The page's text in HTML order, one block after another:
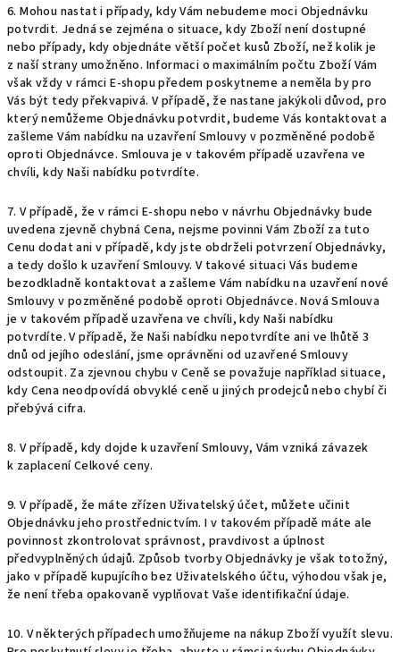
6. Mohou nastat i případy, kdy Vám nebudeme moci Objednávku
potvrdit. Jedná se zejména o situace, kdy Zboží není dostupné
nebo případy, kdy objednáte větší počet kusů Zboží, než kolik je
z naší strany umožněno. Informaci o maximálním počtu Zboží Vám
však vždy v rámci E-shopu předem poskytneme a neměla by pro
Vás být tedy překvapivá. V případě, že nastane jakýkoli důvod, pro
který nemůžeme Objednávku potvrdit, budeme Vás kontaktovat a
zašleme Vám nabídku na uzavření Smlouvy v pozměněné podobě
oproti Objednávce. Smlouva je v takovém případě uzavřena ve
chvíli, kdy Naši nabídku potvrdíte.
7. V případě, že v rámci E-shopu nebo v návrhu Objednávky bude
uvedena zjevně chybná Cena, nejsme povinni Vám Zboží za tuto
Cenu dodat ani v případě, kdy jste obdrželi potvrzení Objednávky,
a tedy došlo k uzavření Smlouvy. V takové situaci Vás budeme
bezodkladně kontaktovat a zašleme Vám nabídku na uzavření nové
Smlouvy v pozměněné podobě oproti Objednávce. Nová Smlouva
je v takovém případě uzavřena ve chvíli, kdy Naši nabídku
potvrdíte. V případě, že Naši nabídku nepotvrdíte ani ve lhůtě 3
dnů od jejího odeslání, jsme oprávněni od uzavřené Smlouvy
odstoupit. Za zjevnou chybu v Ceně se považuje například situace,
kdy Cena neodpovídá obvyklé ceně u jiných prodejců nebo chybí či
přebývá cifra.
8. V případě, kdy dojde k uzavření Smlouvy, Vám vzniká závazek
k zaplacení Celkové ceny.
9. V případě, že máte zřízen Uživatelský účet, můžete učinit
Objednávku jeho prostřednictvím. I v takovém případě máte ale
povinnost zkontrolovat správnost, pravdivost a úplnost
předvyplněných údajů. Způsob tvorby Objednávky je však totožný,
jako v případě kupujícího bez Uživatelského účtu, výhodou však je,
že není třeba opakovaně vyplňovat Vaše identifikační údaje.
10. V některých případech umožňujeme na nákup Zboží využít slevu.